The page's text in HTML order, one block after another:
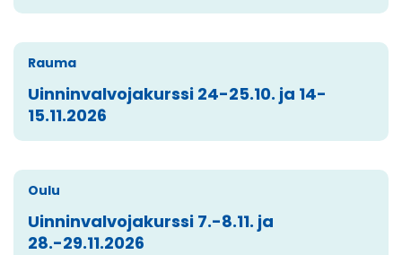
Rauma
Uinninvalvojakurssi 24-25.10. ja 14-
15.11.2026
Oulu
Uinninvalvojakurssi 7.-8.11. ja
28.-29.11.2026